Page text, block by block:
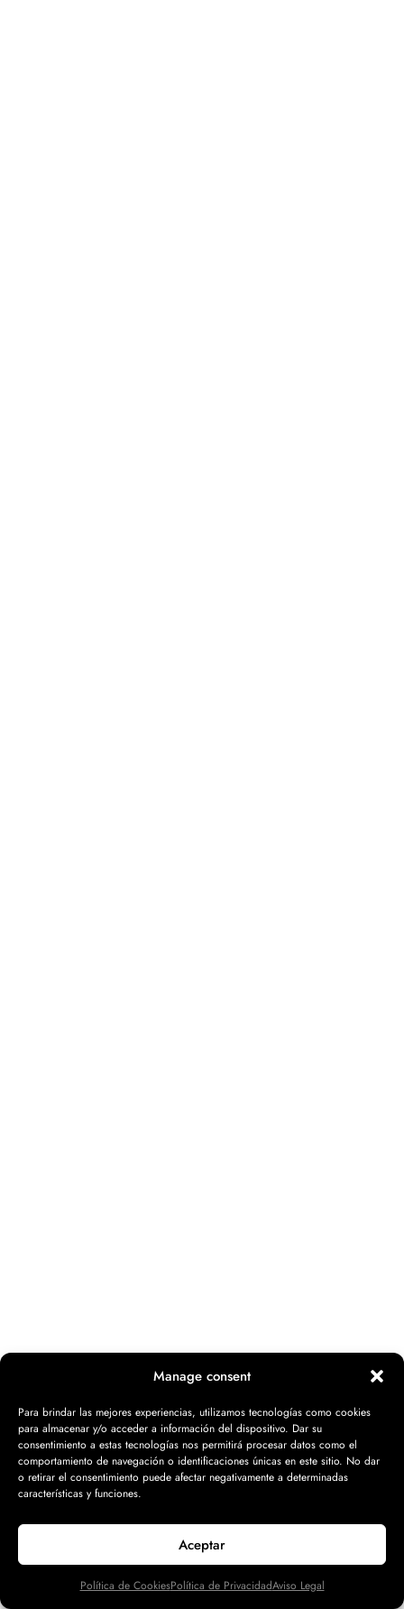
Manage consent
Para brindar las mejores experiencias, utilizamos tecnologías como cookies
para almacenar y/o acceder a información del dispositivo. Dar su
consentimiento a estas tecnologías nos permitirá procesar datos como el
comportamiento de navegación o identificaciones únicas en este sitio. No dar
o retirar el consentimiento puede afectar negativamente a determinadas
características y funciones.
Aceptar
Política de CookiesPolítica de PrivacidadAviso Legal
Claves para realizar la evaluación de proveedores:
cómo gestionar las terceras partes en tu empresa